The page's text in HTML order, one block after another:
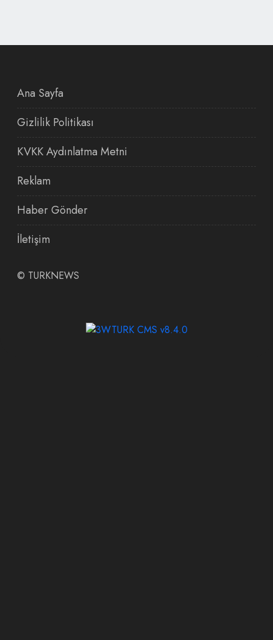
Ana Sayfa
Gizlilik Politikası
KVKK Aydınlatma Metni
Reklam
Haber Gönder
İletişim
© TURKNEWS